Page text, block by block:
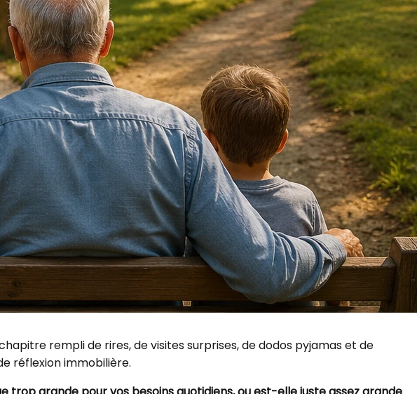
rempli de rires, de visites surprises, de dodos pyjamas et de
réflexion immobilière.